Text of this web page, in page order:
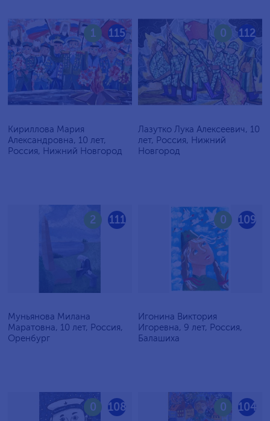
115
1
Кириллова Мария
Александровна, 10 лет,
Россия, Нижний Новгород
112
0
Лазутко Лука Алексеевич, 10
лет, Россия, Нижний
Новгород
111
2
Муньянова Милана
Маратовна, 10 лет, Россия,
Оренбург
109
0
Игонина Виктория
Игоревна, 9 лет, Россия,
Балашиха
108
0 104
0